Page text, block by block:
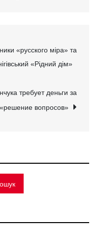
«русского міра» та
«Рідний дім»
требует деньги за
«решение вопросов»